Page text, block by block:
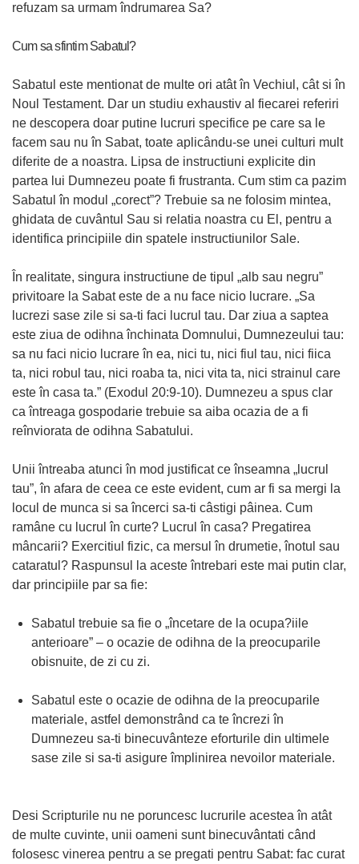
refuzam sa urmam îndrumarea Sa?
Cum sa sfintim Sabatul?
Sabatul este mentionat de multe ori atât în Vechiul, cât si în
Noul Testament. Dar un studiu exhaustiv al fiecarei referiri
ne descopera doar putine lucruri specifice pe care sa le
facem sau nu în Sabat, toate aplicându-se unei culturi mult
diferite de a noastra. Lipsa de instructiuni explicite din
partea lui Dumnezeu poate fi frustranta. Cum stim ca pazim
Sabatul în modul „corect”? Trebuie sa ne folosim mintea,
ghidata de cuvântul Sau si relatia noastra cu El, pentru a
identifica principiile din spatele instructiunilor Sale.
În realitate, singura instructiune de tipul „alb sau negru”
privitoare la Sabat este de a nu face nicio lucrare. „Sa
lucrezi sase zile si sa-ti faci lucrul tau. Dar ziua a saptea
este ziua de odihna închinata Domnului, Dumnezeului tau:
sa nu faci nicio lucrare în ea, nici tu, nici fiul tau, nici fiica
ta, nici robul tau, nici roaba ta, nici vita ta, nici strainul care
este în casa ta.” (Exodul 20:9-10). Dumnezeu a spus clar
ca întreaga gospodarie trebuie sa aiba ocazia de a fi
reînviorata de odihna Sabatului.
Unii întreaba atunci în mod justificat ce înseamna „lucrul
tau”, în afara de ceea ce este evident, cum ar fi sa mergi la
locul de munca si sa încerci sa-ti câstigi pâinea. Cum
ramâne cu lucrul în curte? Lucrul în casa? Pregatirea
mâncarii? Exercitiul fizic, ca mersul în drumetie, înotul sau
cataratul? Raspunsul la aceste întrebari este mai putin clar,
dar principiile par sa fie:
Sabatul trebuie sa fie o „încetare de la ocupa?iile
anterioare” – o ocazie de odihna de la preocuparile
obisnuite, de zi cu zi.
Sabatul este o ocazie de odihna de la preocuparile
materiale, astfel demonstrând ca te încrezi în
Dumnezeu sa-ti binecuvânteze eforturile din ultimele
sase zile si sa-ti asigure împlinirea nevoilor materiale.
Desi Scripturile nu ne poruncesc lucrurile acestea în atât
de multe cuvinte, unii oameni sunt binecuvântati când
folosesc vinerea pentru a se pregati pentru Sabat: fac curat